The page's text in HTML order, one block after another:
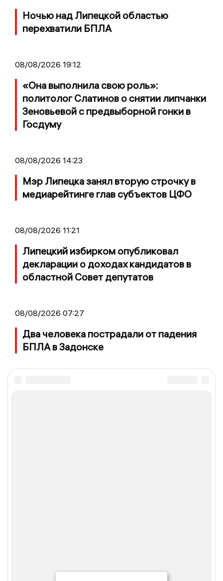
Ночью над Липецкой областью
перехватили БПЛА
08/08/2026 19:12
«Она выполнила свою роль»:
политолог Слатинов о снятии липчанки
Зеновьевой с предвыборной гонки в
Госдуму
08/08/2026 14:23
Мэр Липецка занял вторую строчку в
медиарейтинге глав субъектов ЦФО
08/08/2026 11:21
Липецкий избирком опубликовал
декларации о доходах кандидатов в
областной Совет депутатов
08/08/2026 07:27
Два человека пострадали от падения
БПЛА в Задонске